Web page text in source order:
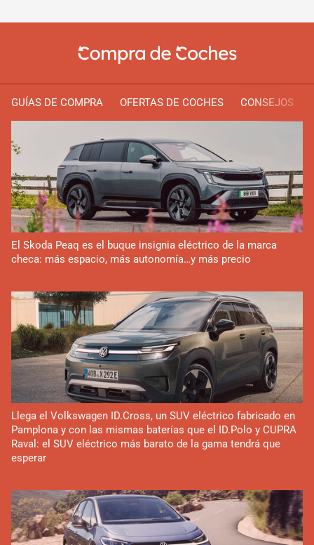
GUÍAS DE COMPRA OFERTAS DE COCHES CONSEJOS
El Skoda Peaq es el buque insignia eléctrico de la marca
checa: más espacio, más autonomía…y más precio
Llega el Volkswagen ID.Cross, un SUV eléctrico fabricado en
Pamplona y con las mismas baterías que el ID.Polo y CUPRA
Raval: el SUV eléctrico más barato de la gama tendrá que
esperar